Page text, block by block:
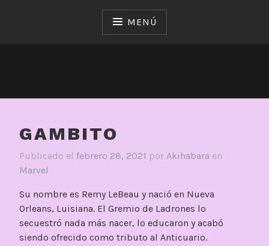
MENÚ
GAMBITO
Publicado el febrero 28, 2021 por Akihabara en
Marvel
Su nombre es Remy LeBeau y nació en Nueva
Orleans, Luisiana. El Gremio de Ladrones lo
secuestró nada más nacer, lo educaron y acabó
siendo ofrecido como tributo al Anticuario.